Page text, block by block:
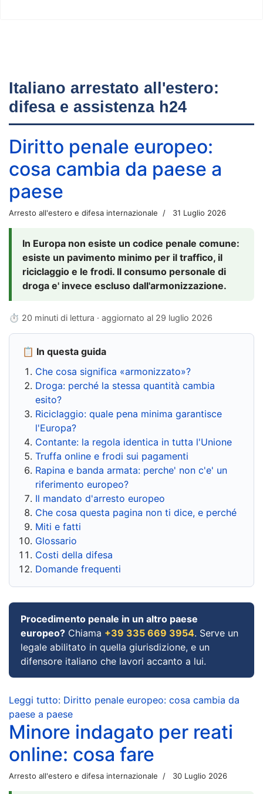
Italiano arrestato all'estero:
difesa e assistenza h24
Diritto penale europeo:
cosa cambia da paese a
paese
Arresto all'estero e difesa internazionale 31 Luglio 2026
In Europa non esiste un codice penale comune:
esiste un pavimento minimo per il traffico, il
riciclaggio e le frodi. Il consumo personale di
droga e' invece escluso dall'armonizzazione.
⏱ 20 minuti di lettura · aggiornato al 29 luglio 2026
📋 In questa guida
Che cosa significa «armonizzato»?
Droga: perché la stessa quantità cambia
esito?
Riciclaggio: quale pena minima garantisce
l'Europa?
Contante: la regola identica in tutta l'Unione
Truffa online e frodi sui pagamenti
Rapina e banda armata: perche' non c'e' un
riferimento europeo?
Il mandato d'arresto europeo
Che cosa questa pagina non ti dice, e perché
Miti e fatti
Glossario
Costi della difesa
Domande frequenti
Procedimento penale in un altro paese
europeo? Chiama +39 335 669 3954. Serve un
legale abilitato in quella giurisdizione, e un
difensore italiano che lavori accanto a lui.
Leggi tutto: Diritto penale europeo: cosa cambia da
paese a paese
Minore indagato per reati
online: cosa fare
Arresto all'estero e difesa internazionale 30 Luglio 2026